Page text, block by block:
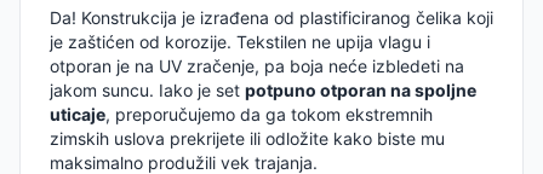
Da! Konstrukcija je izrađena od plastificiranog čelika koji
je zaštićen od korozije. Tekstilen ne upija vlagu i
otporan je na UV zračenje, pa boja neće izbledeti na
jakom suncu. Iako je set potpuno otporan na spoljne
uticaje, preporučujemo da ga tokom ekstremnih
zimskih uslova prekrijete ili odložite kako biste mu
maksimalno produžili vek trajanja.